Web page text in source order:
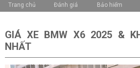
Trang chủ Đánh giá Bảo hiểm
GIÁ XE BMW X6 2025 &
NHẤT